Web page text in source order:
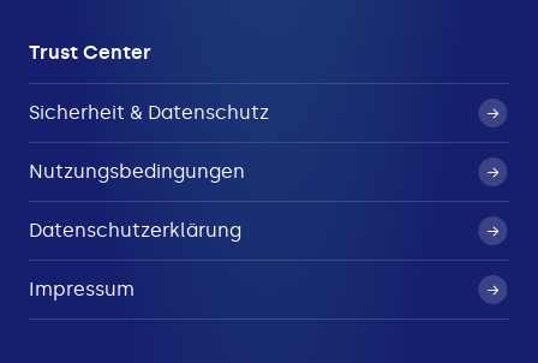
Trust Center
Sicherheit & Datenschutz
Nutzungsbedingungen
Datenschutzerklärung
Impressum